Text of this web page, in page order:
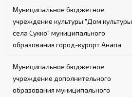
Муниципальное бюджетное
учреждение культуры "Дом культуры
села Сукко" муниципального
образования город-курорт Анапа
Муниципальное бюджетное
учреждение дополнительного
образования муниципального